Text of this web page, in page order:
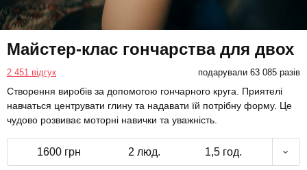
Майстер-клас гончарства для двох
2 451 відгук подарували 63 085 разів
Створення виробів за допомогою гончарного круга. Приятелі
навчаться центрувати глину та надавати їй потрібну форму. Це
чудово розвиває моторні навички та уважність.
1600 грн 2 люд. 1,5 год.